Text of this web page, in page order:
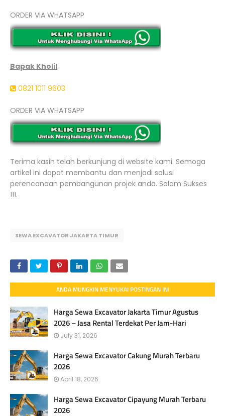
ORDER VIA WHATSAPP
Bapak Kholil
0821 1011 9603
ORDER VIA WHATSAPP
Terima kasih telah berkunjung di website kami. Semoga
artikel ini dapat membantu dan menjadi solusi
perencanaan pembangunan projek anda. Salam Sukses
!!!.
SEWA EXCAVATOR JAKARTA TIMUR
ANDA MUNGKIN MENYUKAI POSTINGAN INI
Harga Sewa Excavator Jakarta Timur Agustus
2026 – Jasa Rental Terdekat Per Jam-Hari
July 31, 2026
Harga Sewa Excavator Cakung Murah Terbaru
2026
April 18, 2026
Harga Sewa Excavator Cipayung Murah Terbaru
2026